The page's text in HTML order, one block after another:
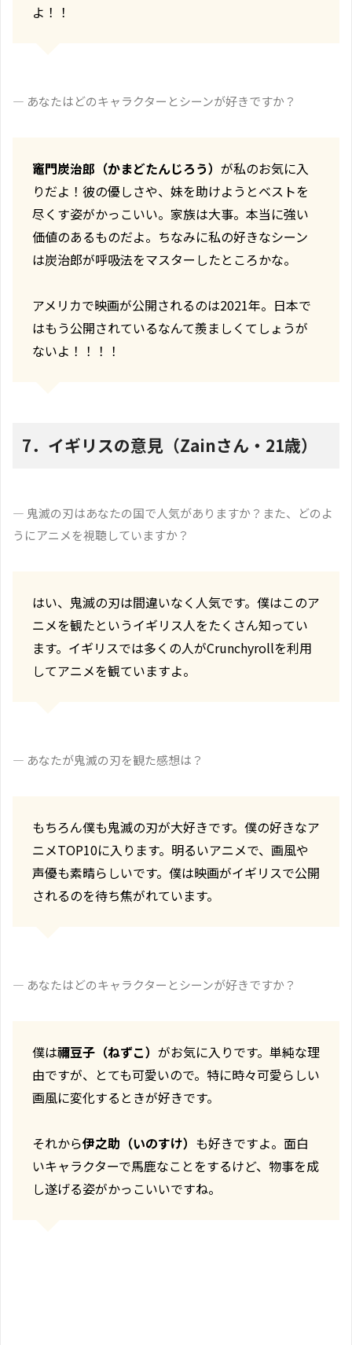
よ！！
― あなたはどのキャラクターとシーンが好きですか？
竈門炭治郎（かまどたんじろう） が私のお気に入
りだよ！彼の優しさや、妹を助けようとベストを
尽くす姿がかっこいい。家族は大事。本当に強い
価値のあるものだよ。ちなみに私の好きなシーン
は炭治郎が呼吸法をマスターしたところかな。
アメリカで映画が公開されるのは2021年。日本で
はもう公開されているなんて羨ましくてしょうが
ないよ！！！！
7．イギリスの意見（Zainさん・21歳）
― 鬼滅の刃はあなたの国で人気がありますか？また、どのよ
うにアニメを視聴していますか？
はい、鬼滅の刃は間違いなく人気です。僕はこのア
ニメを観たというイギリス人をたくさん知ってい
ます。イギリスでは多くの人がCrunchyrollを利用
してアニメを観ていますよ。
― あなたが鬼滅の刃を観た感想は？
もちろん僕も鬼滅の刃が大好きです。僕の好きなア
ニメTOP10に入ります。明るいアニメで、画風や
声優も素晴らしいです。僕は映画がイギリスで公開
されるのを待ち焦がれています。
― あなたはどのキャラクターとシーンが好きですか？
僕は禰豆子（ねずこ） がお気に入りです。単純な理
由ですが、とても可愛いので。特に時々可愛らしい
画風に変化するときが好きです。
それから伊之助（いのすけ） も好きですよ。面白
いキャラクターで馬鹿なことをするけど、物事を成
し遂げる姿がかっこいいですね。